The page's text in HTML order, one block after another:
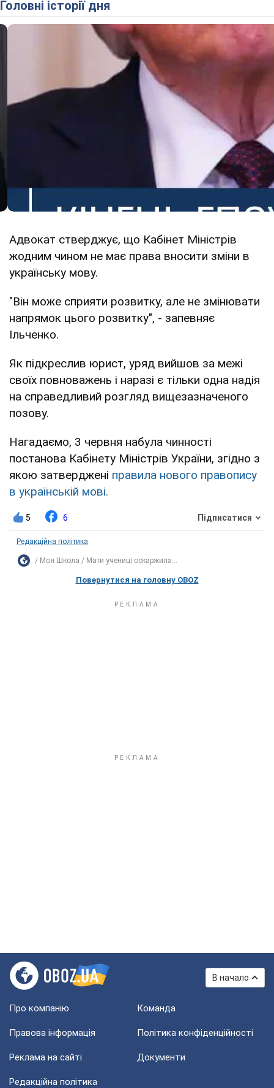
Головні історії дня
Адвокат стверджує, що Кабінет Міністрів
жодним чином не має права вносити зміни в
українську мову.
"Він може сприяти розвитку, але не змінювати
напрямок цього розвитку", - запевняє
Ільченко.
Як підкреслив юрист, уряд вийшов за межі
своїх повноважень і наразі є тільки одна надія
на справедливий розгляд вищезазначеного
позову.
Нагадаємо, 3 червня набула чинності
постанова Кабінету Міністрів України, згідно з
якою затверджені правила нового правопису
в українській мові.
5 6 Підписатися
Редакційна політика
Моя Школа Мати учениці оскаржила...
Повернутися на головну OBOZ
В начало
Про компанію Команда
Правова інформація Політика конфіденційності
Реклама на сайті Документи
Редакційна політика